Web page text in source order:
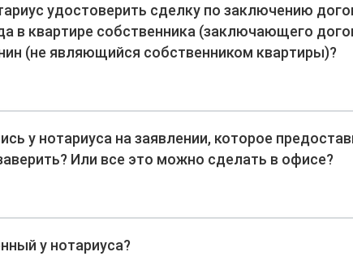
удостоверить сделку по заключению
в квартире собственника (заключающего
(не являющийся собственником квартиры)?
у нотариуса на заявлении, которое
Или все это можно сделать в офисе?
у нотариуса?